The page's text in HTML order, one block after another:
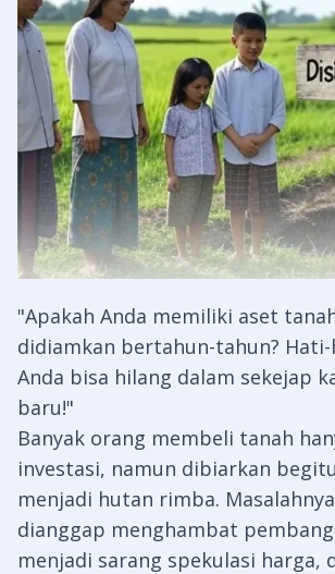
"Apakah Anda memiliki aset
didiamkan bertahun-tahun?
Anda bisa hilang dalam sekejap
baru!"
Banyak orang membeli tanah
investasi, namun dibiarkan
menjadi hutan rimba.
dianggap menghambat
menjadi sarang spekulasi harga,